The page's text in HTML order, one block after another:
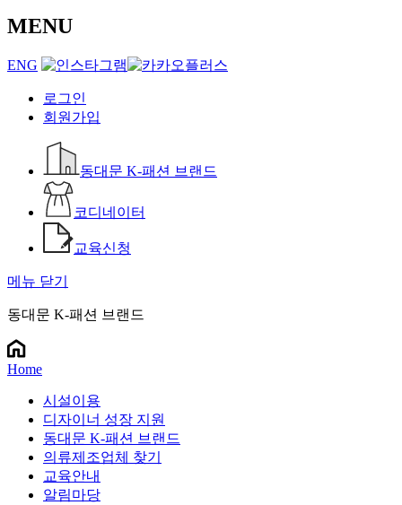
MENU
ENG
로그인
회원가입
동대문 K-패션 브랜드
코디네이터
교육신청
메뉴 닫기
동대문 K-패션 브랜드
Home
시설이용
디자이너 성장 지원
동대문 K-패션 브랜드
의류제조업체 찾기
교육안내
알림마당